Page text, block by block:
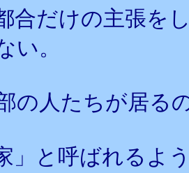
合だけの主張を
い。
の人たちが居る
」と呼ばれるよ